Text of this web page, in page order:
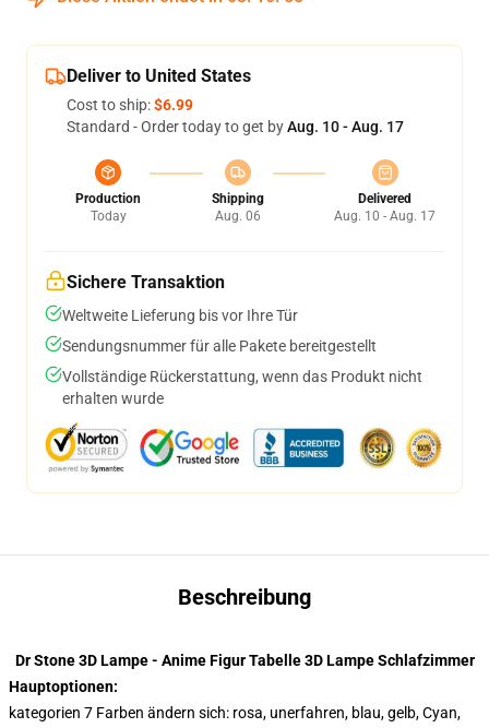
Deliver to United States
Cost to ship:$6.99
Standard - Order today to get byAug. 10 - Aug. 17
Production
Today
Shipping
Aug. 06
Delivered
Aug. 10 - Aug. 17
Sichere Transaktion
Weltweite Lieferung bis vor Ihre Tür
Sendungsnummer für alle Pakete bereitgestellt
Vollständige Rückerstattung, wenn das Produkt nicht
erhalten wurde
Beschreibung
Dr Stone 3D Lampe - Anime Figur Tabelle 3D Lampe Schlafzimmer
Hauptoptionen:
kategorien 7 Farben ändern sich: rosa, unerfahren, blau, gelb, Cyan,